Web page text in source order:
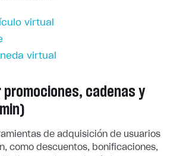
virtual
virtual
promociones, cadenas y
de adquisición de usuarios
como descuentos, bonificaciones,